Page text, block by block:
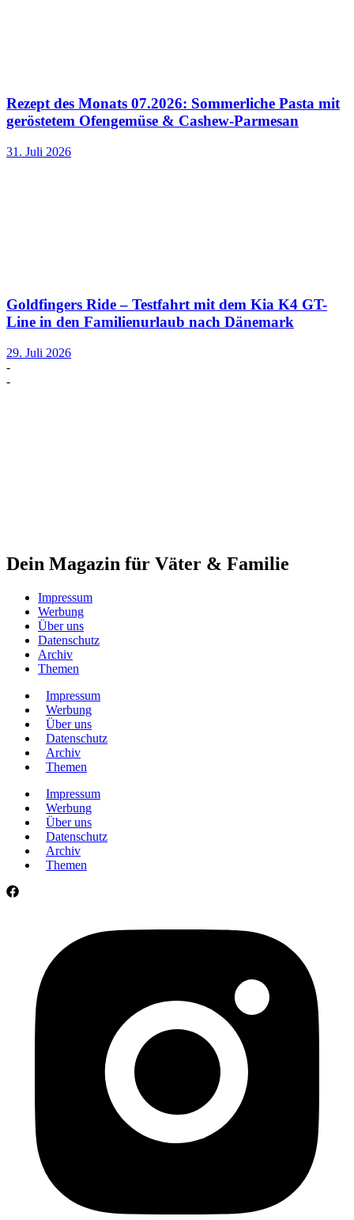
Rezept des Monats 07.2026: Sommerliche Pasta mit
geröstetem Ofengemüse & Cashew-Parmesan
31. Juli 2026
Goldfingers Ride – Testfahrt mit dem Kia K4 GT-
Line in den Familienurlaub nach Dänemark
29. Juli 2026
-
-
Dein Magazin für Väter & Familie
Impressum
Werbung
Über uns
Datenschutz
Archiv
Themen
Impressum
Werbung
Über uns
Datenschutz
Archiv
Themen
Impressum
Werbung
Über uns
Datenschutz
Archiv
Themen